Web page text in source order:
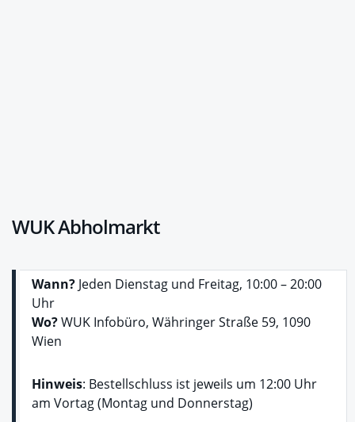
WUK Abholmarkt
Wann? Jeden Dienstag und Freitag, 10:00 – 20:00
Uhr
Wo?WUK Infobüro, Währinger Straße 59, 1090
Wien
Hinweis: Bestellschluss ist jeweils um 12:00 Uhr
am Vortag (Montag und Donnerstag)